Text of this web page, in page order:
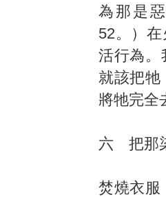
為那是
52。）
活行為。
就該把牠
將牠完全
六 把那
焚燒衣服